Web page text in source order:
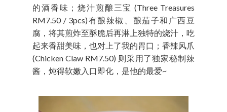
的酒香味；烧汁煎酿三宝 (Three Treasures
RM7.50 / 3pcs)有酿辣椒、酿茄子和广西豆
腐，将其煎炸至酥脆后再淋上独特的烧汁，吃
起来香甜美味，也对上了我的胃口；香辣风爪
(Chicken Claw RM7.50) 则采用了独家秘制辣
酱，炖得软嫩入口即化，是他的最爱~